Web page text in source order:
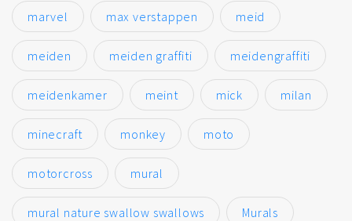
marvel max verstappen meid
meiden meiden graffiti meidengraffiti
meidenkamer meint mick milan
minecraft monkey moto
motorcross mural
mural nature swallow swallows Murals